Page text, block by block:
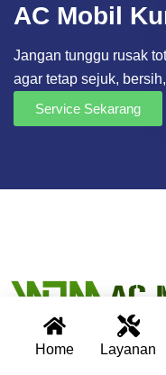
Home Layanan
AC Mobil
Jangan tunggu rusak
agar tetap sejuk,
Service Sekarang